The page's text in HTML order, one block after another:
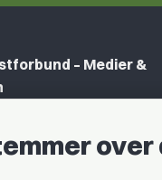
– Medier &
over